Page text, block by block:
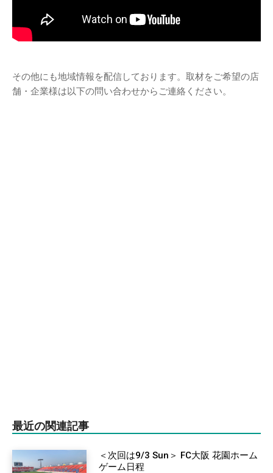
その他にも地域情報を配信しております。取材をご希望の店
舗・企業様は以下の問い合わせからご連絡ください。
最近の関連記事
＜次回は9/3 Sun＞ FC大阪 花園ホーム
ゲーム日程